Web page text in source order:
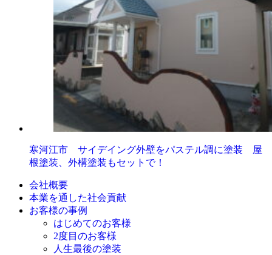
寒河江市 サイデイング外壁をパステル調に塗装 屋
根塗装、外構塗装もセットで！
会社概要
本業を通した社会貢献
お客様の事例
はじめてのお客様
2度目のお客様
人生最後の塗装